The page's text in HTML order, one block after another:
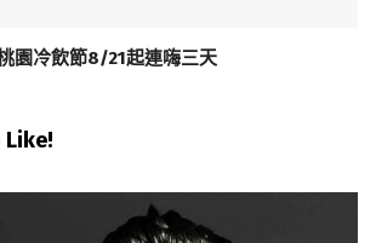
園冷飲節8/21起連嗨三天
Like!